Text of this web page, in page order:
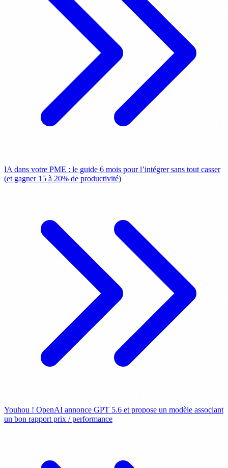
IA dans votre PME : le guide 6 mois pour l’intégrer sans tout casser
(et gagner 15 à 20% de productivité)
Youhou ! OpenAI annonce GPT 5.6 et propose un modèle associant
un bon rapport prix / performance